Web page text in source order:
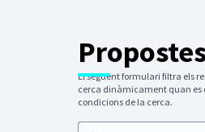
El següent formulari filtra els
cerca dinàmicament quan es
condicions de la cerca.